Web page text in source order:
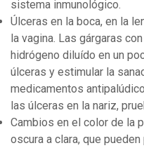
sistema inmunológico.
Úlceras en la boca, en la
la vagina. Las gárgaras
hidrógeno diluído en un
úlceras y estimular la
medicamentos
las úlceras en la nariz,
Cambios en el color de la
oscura a clara, que